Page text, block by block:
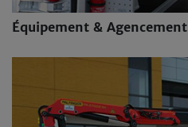
Équipement & Agencement